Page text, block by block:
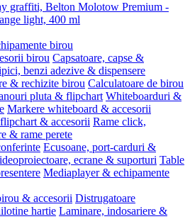
graffiti, Belton Molotow Premium -
light, 400 ml
birou
birou Capsatoare, capse &
benzi adezive & dispensere
& rechizite birou Calculatoare de birou
pluta & flipchart Whiteboarduri &
Markere whiteboard & accesorii
& accesorii Rame click,
& rame perete
Ecusoane, port-carduri &
ecrane & suporturi Table
Mediaplayer & echipamente
& accesorii Distrugatoare
hartie Laminare, indosariere &